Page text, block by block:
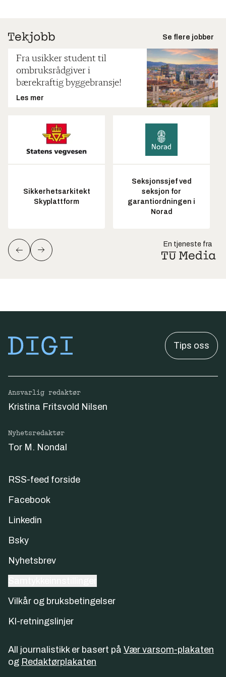
Se flere jobber
Fra usikker student til
ombruksrådgiver i
bærekraftig byggebransje!
Les mer
Sikkerhetsarkitekt
Skyplattform
Seksjonssjef ved
seksjon for
garantiordningen i
Norad
En tjeneste fra
Tips oss
Ansvarlig redaktør
Kristina Fritsvold Nilsen
Nyhetsredaktør
Tor M. Nondal
RSS-feed forside
Facebook
Linkedin
Bsky
Nyhetsbrev
Vilkår og bruksbetingelser
KI-retningslinjer
All journalistikk er basert på Vær varsom-plakaten
og Redaktørplakaten